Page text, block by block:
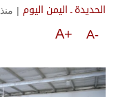
الحديدة ـ اليمن اليوم | منذ 5 أشهر
A-
A+